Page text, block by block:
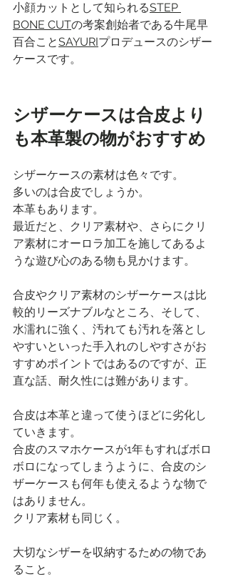
小顔カットとして知られるSTEP
BONE CUTの考案創始者である牛尾早
百合ことSAYURIプロデュースのシザー
ケースです。
シザーケースは合皮より
も本革製の物がおすすめ
シザーケースの素材は色々です。
多いのは合皮でしょうか。
本革もあります。
最近だと、クリア素材や、さらにクリ
ア素材にオーロラ加工を施してあるよ
うな遊び心のある物も見かけます。
合皮やクリア素材のシザーケースは比
較的リーズナブルなところ、そして、
水濡れに強く、汚れても汚れを落とし
やすいといった手入れのしやすさがお
すすめポイントではあるのですが、正
直な話、耐久性には難があります。
合皮は本革と違って使うほどに劣化し
ていきます。
合皮のスマホケースが1年もすればボロ
ボロになってしまうように、合皮のシ
ザーケースも何年も使えるような物で
はありません。
クリア素材も同じく。
大切なシザーを収納するための物であ
ること。